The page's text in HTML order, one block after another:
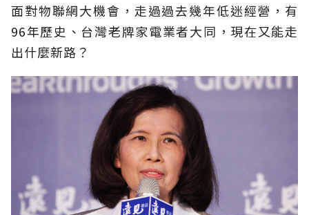
面對物聯網大機會，走過過去幾年低迷經營，有
96年歷史、台灣老牌家電業者大同，現在又能走
出什麼新路？